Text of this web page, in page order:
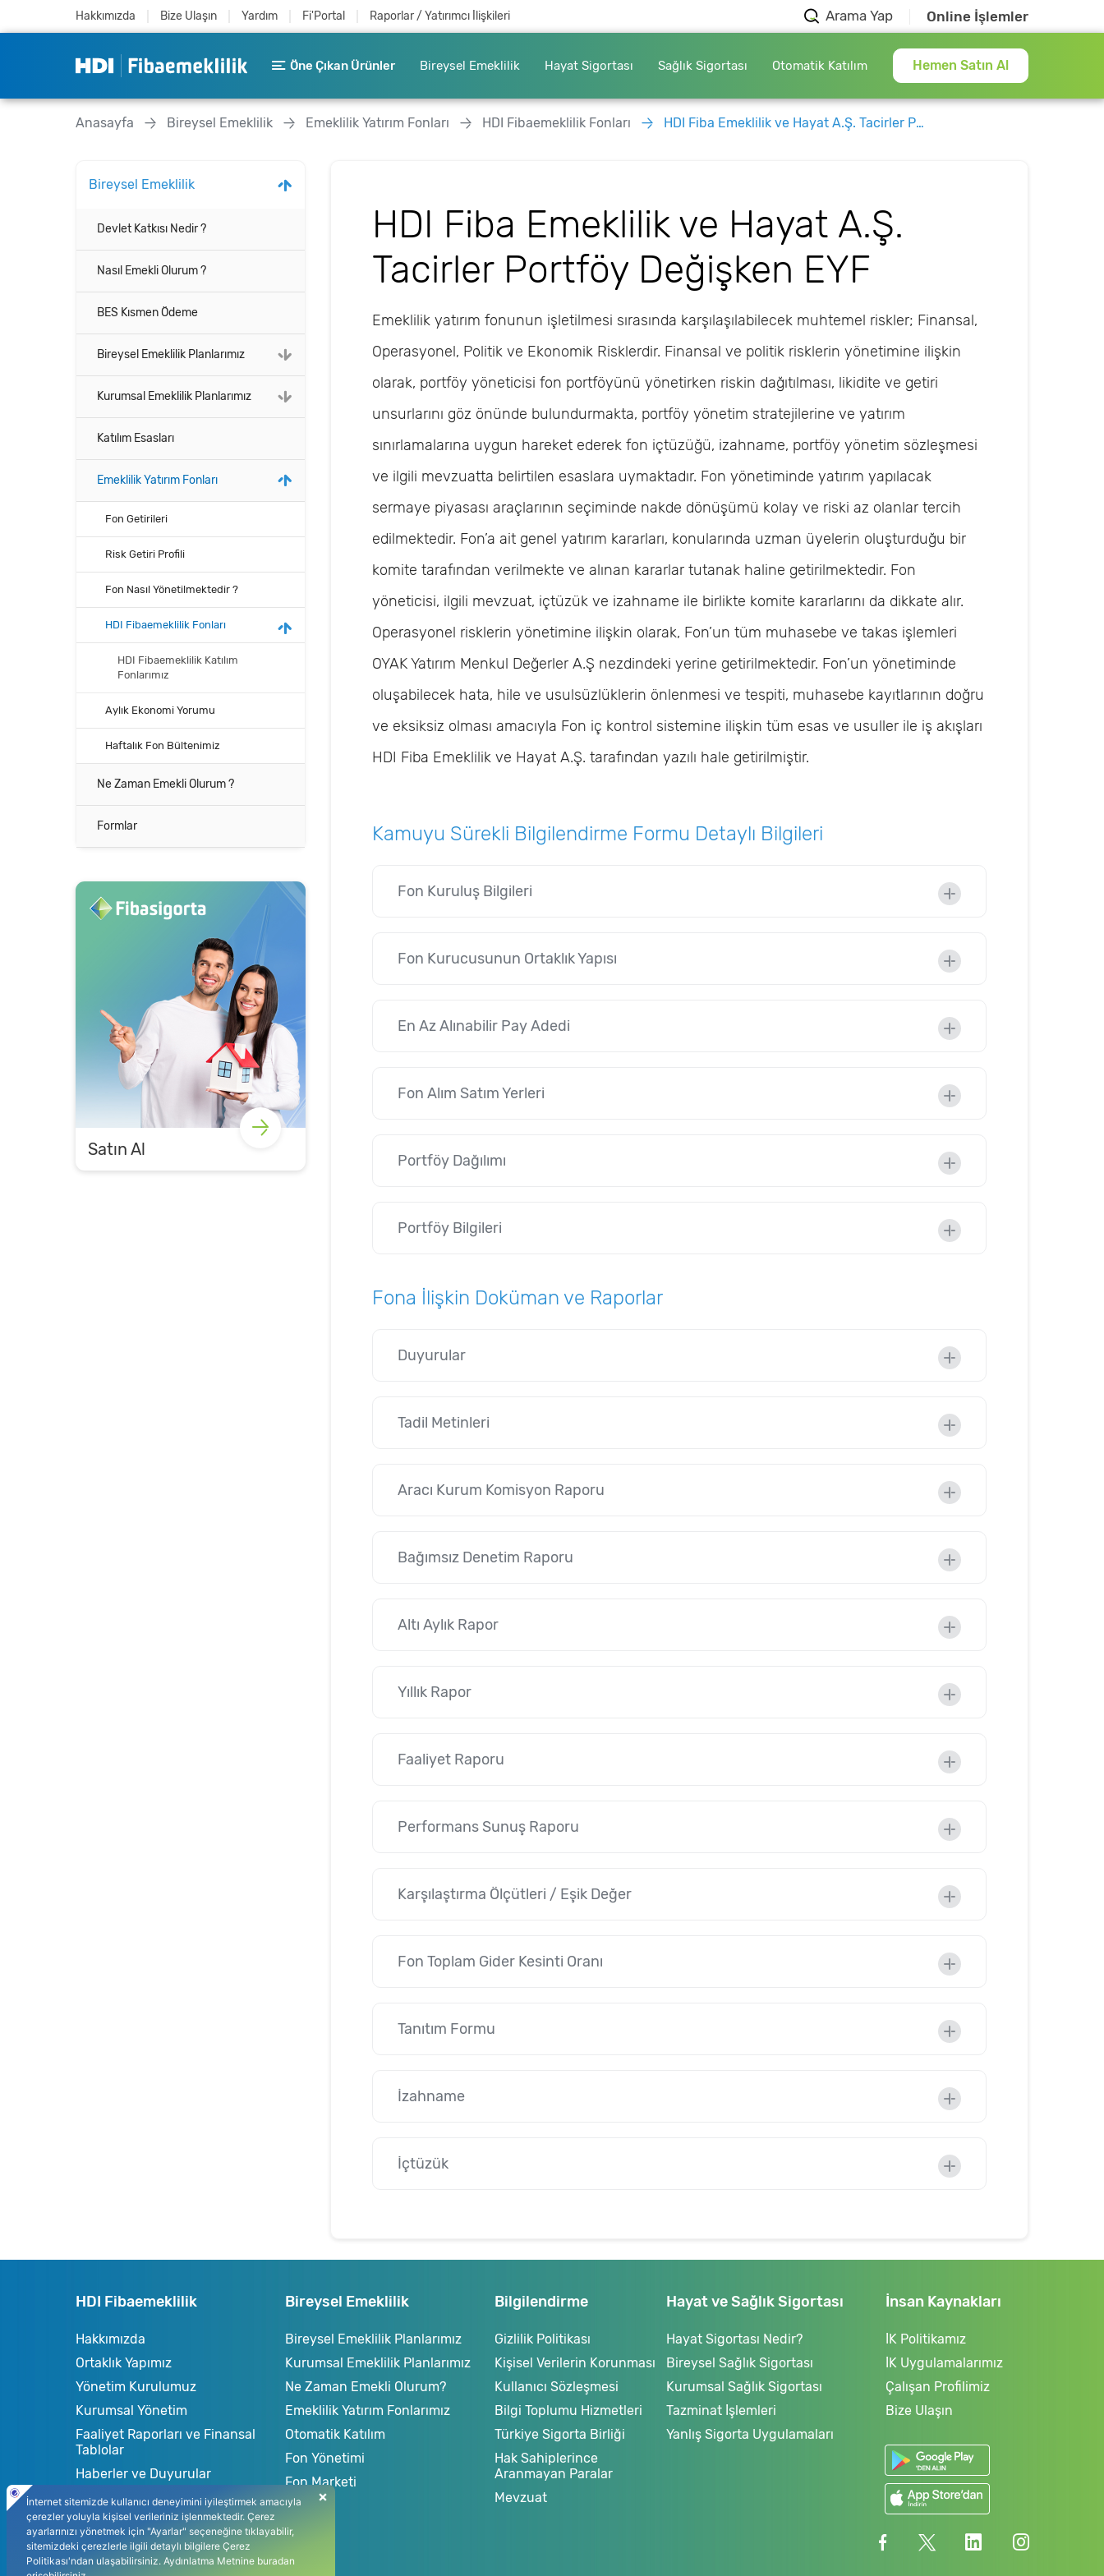
Hakkımızda Bize Ulaşın Yardım Fi'Portal Raporlar / Yatırımcı İlişkileri Online İşlemler
Arama Yap
Öne Çıkan Ürünler Bireysel Emeklilik Hayat Sigortası Sağlık Sigortası Otomatik Katılım Hemen Satın Al
Anasayfa Bireysel Emeklilik Emeklilik Yatırım Fonları HDI Fibaemeklilik Fonları HDI Fiba Emeklilik ve Hayat A.Ş. Tacirler Portföy Değişken EYF
Bireysel Emeklilik
Devlet Katkısı Nedir ?
Nasıl Emekli Olurum ?
BES Kısmen Ödeme
Bireysel Emeklilik Planlarımız
Kurumsal Emeklilik Planlarımız
Katılım Esasları
Emeklilik Yatırım Fonları
Fon Getirileri
Risk Getiri Profili
Fon Nasıl Yönetilmektedir ?
HDI Fibaemeklilik Fonları
HDI Fibaemeklilik Katılım
Fonlarımız
Aylık Ekonomi Yorumu
Haftalık Fon Bültenimiz
Ne Zaman Emekli Olurum ?
Formlar
Satın Al
HDI Fiba Emeklilik ve Hayat A.Ş.
Tacirler Portföy Değişken EYF
Emeklilik yatırım fonunun işletilmesi sırasında karşılaşılabilecek muhtemel riskler; Finansal,
Operasyonel, Politik ve Ekonomik Risklerdir. Finansal ve politik risklerin yönetimine ilişkin
olarak, portföy yöneticisi fon portföyünü yönetirken riskin dağıtılması, likidite ve getiri
unsurlarını göz önünde bulundurmakta, portföy yönetim stratejilerine ve yatırım
sınırlamalarına uygun hareket ederek fon içtüzüğü, izahname, portföy yönetim sözleşmesi
ve ilgili mevzuatta belirtilen esaslara uymaktadır. Fon yönetiminde yatırım yapılacak
sermaye piyasası araçlarının seçiminde nakde dönüşümü kolay ve riski az olanlar tercih
edilmektedir. Fon’a ait genel yatırım kararları, konularında uzman üyelerin oluşturduğu bir
komite tarafından verilmekte ve alınan kararlar tutanak haline getirilmektedir. Fon
yöneticisi, ilgili mevzuat, içtüzük ve izahname ile birlikte komite kararlarını da dikkate alır.
Operasyonel risklerin yönetimine ilişkin olarak, Fon’un tüm muhasebe ve takas işlemleri
OYAK Yatırım Menkul Değerler A.Ş nezdindeki yerine getirilmektedir. Fon’un yönetiminde
oluşabilecek hata, hile ve usulsüzlüklerin önlenmesi ve tespiti, muhasebe kayıtlarının doğru
ve eksiksiz olması amacıyla Fon iç kontrol sistemine ilişkin tüm esas ve usuller ile iş akışları
HDI Fiba Emeklilik ve Hayat A.Ş. tarafından yazılı hale getirilmiştir.
Kamuyu Sürekli Bilgilendirme Formu Detaylı Bilgileri
Fon Kuruluş Bilgileri
Fon Kurucusunun Ortaklık Yapısı
En Az Alınabilir Pay Adedi
Fon Alım Satım Yerleri
Portföy Dağılımı
Portföy Bilgileri
Fona İlişkin Doküman ve Raporlar
Duyurular
Tadil Metinleri
Aracı Kurum Komisyon Raporu
Bağımsız Denetim Raporu
Altı Aylık Rapor
Yıllık Rapor
Faaliyet Raporu
Performans Sunuş Raporu
Karşılaştırma Ölçütleri / Eşik Değer
Fon Toplam Gider Kesinti Oranı
Tanıtım Formu
İzahname
İçtüzük
HDI Fibaemeklilik
Hakkımızda
Ortaklık Yapımız
Yönetim Kurulumuz
Kurumsal Yönetim
Faaliyet Raporları ve Finansal
Tablolar
Haberler ve Duyurular
Bireysel Emeklilik
Bireysel Emeklilik Planlarımız
Kurumsal Emeklilik Planlarımız
Ne Zaman Emekli Olurum?
Emeklilik Yatırım Fonlarımız
Otomatik Katılım
Fon Yönetimi
Fon Marketi
Bilgilendirme
Gizlilik Politikası
Kişisel Verilerin Korunması
Kullanıcı Sözleşmesi
Bilgi Toplumu Hizmetleri
Türkiye Sigorta Birliği
Hak Sahiplerince
Aranmayan Paralar
Mevzuat
Hayat ve Sağlık Sigortası
Hayat Sigortası Nedir?
Bireysel Sağlık Sigortası
Kurumsal Sağlık Sigortası
Tazminat İşlemleri
Yanlış Sigorta Uygulamaları
İnsan Kaynakları
İK Politikamız
İK Uygulamalarımız
Çalışan Profilimiz
Bize Ulaşın
444 82 88